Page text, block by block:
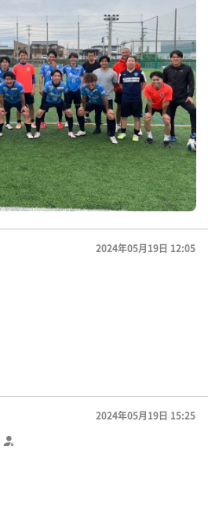
2024年05月19日 12:05
2024年05月19日 15:25